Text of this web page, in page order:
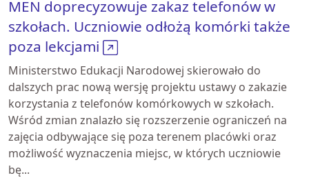
MEN doprecyzowuje zakaz telefonów w
szkołach. Uczniowie odłożą komórki także
poza lekcjami
Ministerstwo Edukacji Narodowej skierowało do
dalszych prac nową wersję projektu ustawy o zakazie
korzystania z telefonów komórkowych w szkołach.
Wśród zmian znalazło się rozszerzenie ograniczeń na
zajęcia odbywające się poza terenem placówki oraz
możliwość wyznaczenia miejsc, w których uczniowie
bę...